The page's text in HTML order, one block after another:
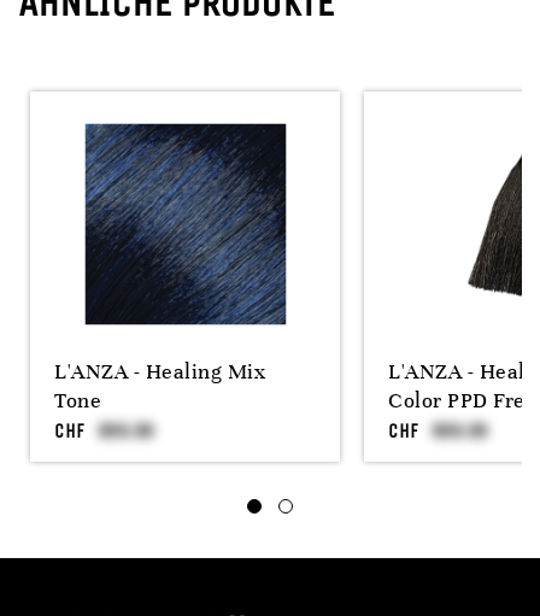
L'ANZA - Healing Mix
Tone
CHF
L'ANZA -
Color PPD Free
CHF